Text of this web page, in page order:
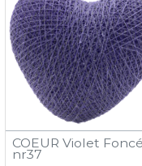
COEUR Violet Foncé
nr37